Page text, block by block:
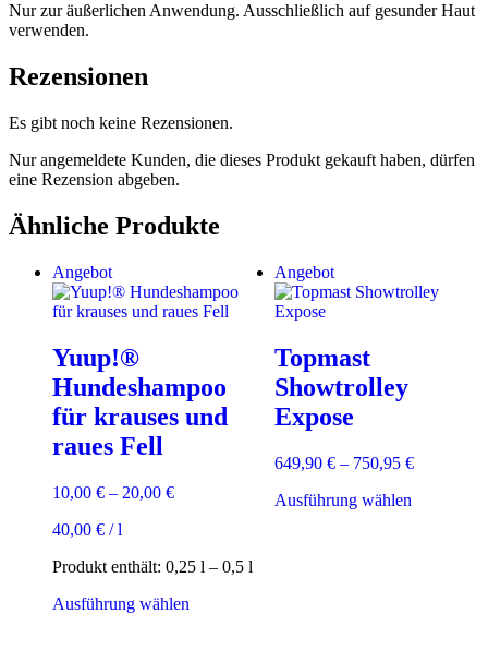
Nur zur äußerlichen Anwendung. Ausschließlich auf gesunder Haut
verwenden.
Rezensionen
Es gibt noch keine Rezensionen.
Nur angemeldete Kunden, die dieses Produkt gekauft haben, dürfen
eine Rezension abgeben.
Ähnliche Produkte
Angebot
Yuup!®
Hundeshampoo
für krauses und
raues Fell
10,00 € – 20,00 €
40,00 € /l
Produkt enthält: 0,25 l – 0,5 l
Ausführung wählen
Angebot
Topmast
Showtrolley
Expose
649,90 €– 750,95 €
Ausführung wählenDieses